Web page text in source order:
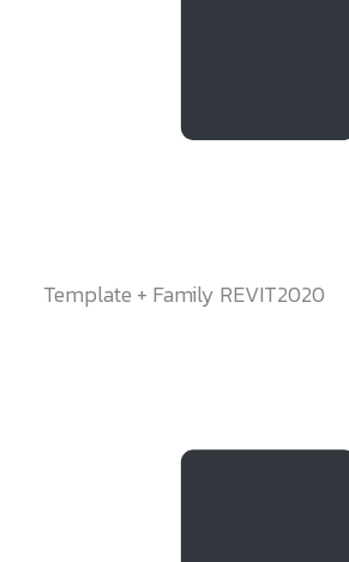
Template + Family REVIT2020